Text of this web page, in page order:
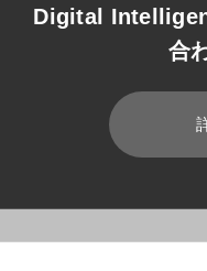
Digital
合